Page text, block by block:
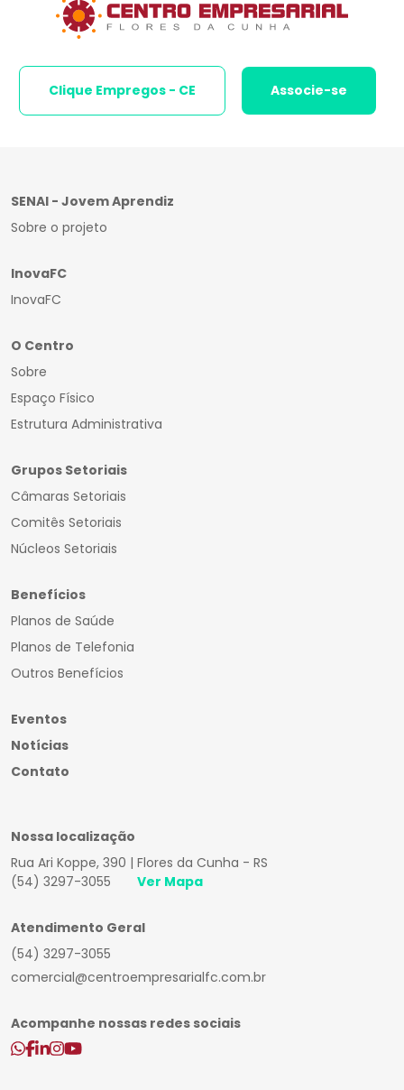
Clique Empregos - CE Associe-se
SENAI - Jovem Aprendiz
Sobre o projeto
InovaFC
InovaFC
O Centro
Sobre
Espaço Físico
Estrutura Administrativa
Grupos Setoriais
Câmaras Setoriais
Comitês Setoriais
Núcleos Setoriais
Benefícios
Planos de Saúde
Planos de Telefonia
Outros Benefícios
Eventos
Notícias
Contato
Nossa localização
Rua Ari Koppe, 390 | Flores da Cunha - RS
(54) 3297-3055
Ver Mapa
Atendimento Geral
(54) 3297-3055
comercial@centroempresarialfc.com.br
Acompanhe nossas redes sociais